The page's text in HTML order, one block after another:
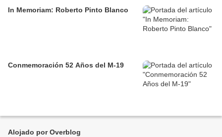
In Memoriam: Roberto Pinto Blanco
Conmemoración 52 Años del M-19
Alojado por Overblog